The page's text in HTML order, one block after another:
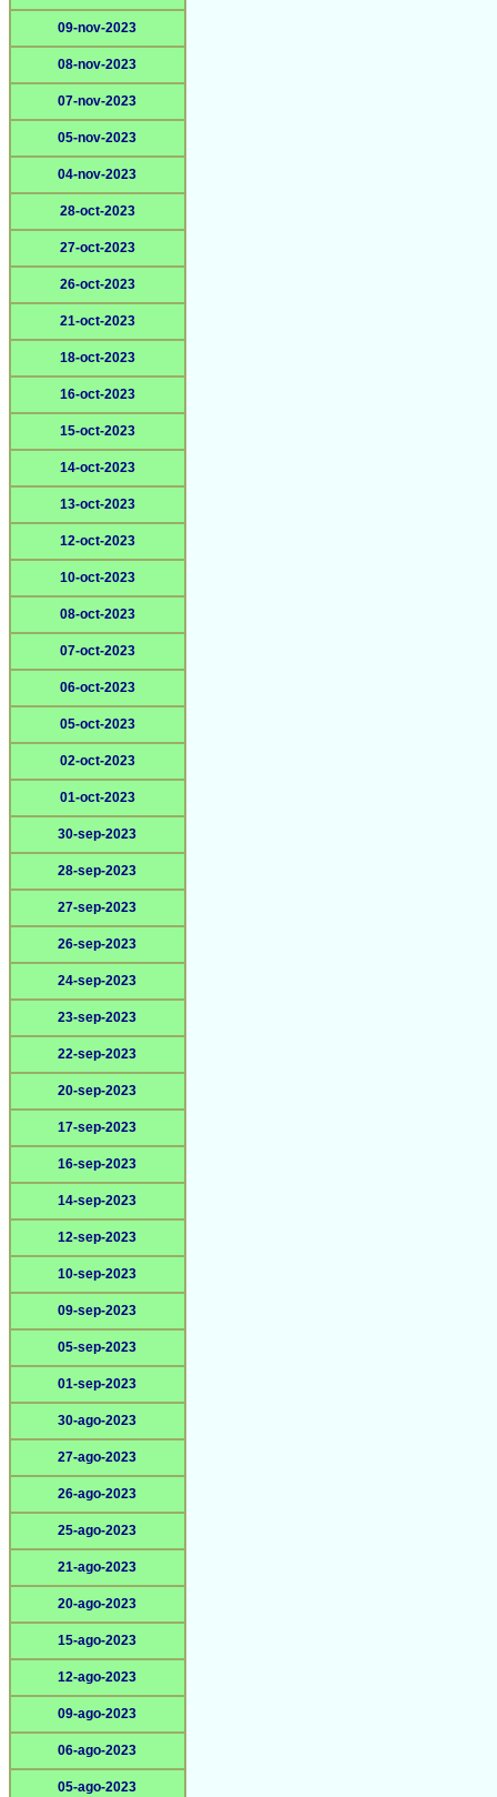
09-nov-2023
08-nov-2023
07-nov-2023
05-nov-2023
04-nov-2023
28-oct-2023
27-oct-2023
26-oct-2023
21-oct-2023
18-oct-2023
16-oct-2023
15-oct-2023
14-oct-2023
13-oct-2023
12-oct-2023
10-oct-2023
08-oct-2023
07-oct-2023
06-oct-2023
05-oct-2023
02-oct-2023
01-oct-2023
30-sep-2023
28-sep-2023
27-sep-2023
26-sep-2023
24-sep-2023
23-sep-2023
22-sep-2023
20-sep-2023
17-sep-2023
16-sep-2023
14-sep-2023
12-sep-2023
10-sep-2023
09-sep-2023
05-sep-2023
01-sep-2023
30-ago-2023
27-ago-2023
26-ago-2023
25-ago-2023
21-ago-2023
20-ago-2023
15-ago-2023
12-ago-2023
09-ago-2023
06-ago-2023
05-ago-2023